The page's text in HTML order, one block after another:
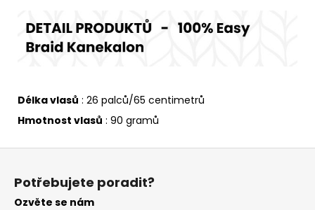
Délka vlasů : 26 palců/65 centimetrů
Hmotnost vlasů : 90 gramů
Z
Potřebujete poradit?
Ozvěte se nám